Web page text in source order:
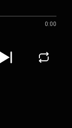
0:00